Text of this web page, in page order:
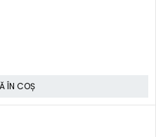
ÎN COȘ